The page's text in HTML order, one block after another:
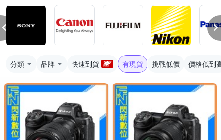
分類 品牌 快速到貨 有現貨 挑戰低價 價格低到